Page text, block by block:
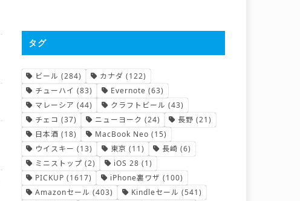
タグ
ビール (284) カナダ (122)
チューハイ (83) Evernote (63)
マレーシア (44) クラフトビール (43)
チェコ (37) ニューヨーク (24) 長野 (21)
日本酒 (18) MacBook Neo (15)
ウイスキー (13) 東京 (11) 長崎 (6)
ミニストップ (2) iOS 28 (1)
PICKUP (1617) iPhone裏ワザ (100)
Amazonセール (403) Kindleセール (541)